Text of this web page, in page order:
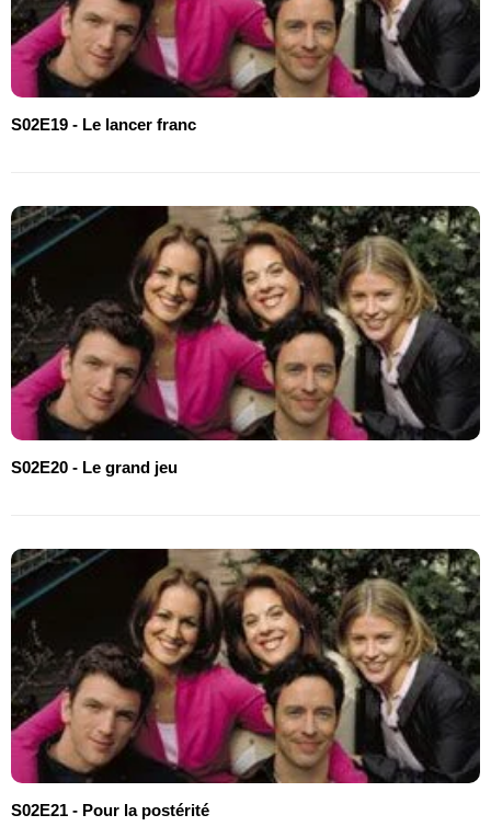
S02E19 - Le lancer franc
S02E20 - Le grand jeu
S02E21 - Pour la postérité